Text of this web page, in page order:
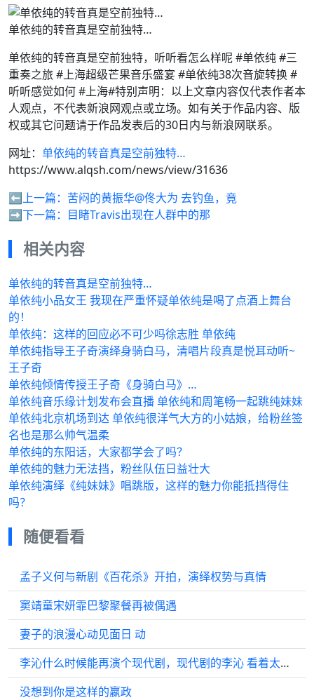
单依纯的转音真是空前独特…
单依纯的转音真是空前独特，听听看怎么样呢 #单依纯 #三
重奏之旅 #上海超级芒果音乐盛宴 #单依纯38次音旋转换 #
听听感觉如何 #上海#特别声明：以上文章内容仅代表作者本
人观点，不代表新浪网观点或立场。如有关于作品内容、版
权或其它问题请于作品发表后的30日内与新浪网联系。
网址： 单依纯的转音真是空前独特…
https://www.alqsh.com/news/view/31636
⬅️上一篇： 苦闷的黄振华@佟大为 去钓鱼，竟
➡️下一篇： 目睹Travis出现在人群中的那
相关内容
单依纯的转音真是空前独特…
单依纯小品女王 我现在严重怀疑单依纯是喝了点酒上舞台
的！
单依纯：这样的回应必不可少吗徐志胜 单依纯
单依纯指导王子奇演绎身骑白马，清唱片段真是悦耳动听~
王子奇
单依纯倾情传授王子奇《身骑白马》…
单依纯音乐缘计划发布会直播 单依纯和周笔畅一起跳纯妹妹
单依纯北京机场到达 单依纯很洋气大方的小姑娘，给粉丝签
名也是那么帅气温柔
单依纯的东阳话，大家都学会了吗？
单依纯的魅力无法挡，粉丝队伍日益壮大
单依纯演绎《纯妹妹》唱跳版，这样的魅力你能抵挡得住
吗？
随便看看
孟子义何与新剧《百花杀》开拍，演绎权势与真情
窦靖童宋妍霏巴黎聚餐再被偶遇
妻子的浪漫心动见面日 动
李沁什么时候能再演个现代剧，现代剧的李沁 看着太带感了！
没想到你是这样的嬴政